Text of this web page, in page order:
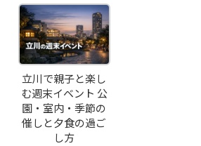
立川で親子と楽し
む週末イベント 公
園・室内・季節の
催しと夕食の過ご
し方